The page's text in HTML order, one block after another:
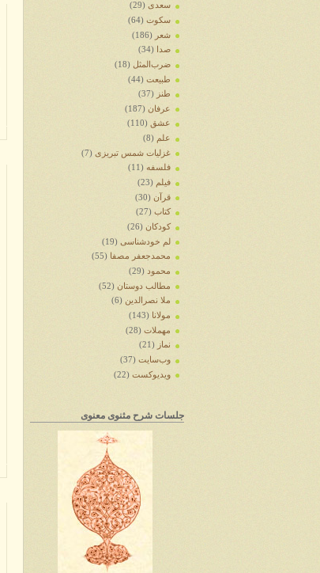
سعدی (29)
سکوت (64)
شعر (186)
صدا
(34)
ضرب‌المثل (18)
طبیعت (44)
طنز
(37)
عرفان (187)
عشق (110)
علم (8)
غزلیات شمس تبریزی (7)
فلسفه (11)
فیلم (23)
قرآن (30)
کتاب (27)
کودکان (26)
لم خودشناسی (19)
محمدجعفر مصفا (55)
محمود (29)
مطالب دوستان (52)
ملا نصرالدین (6)
مولانا (143)
مهملات (28)
نماز
(21)
وب‌سایت (37)
ویدیوکست (22)
جلسات شرح مثنوی معنوی